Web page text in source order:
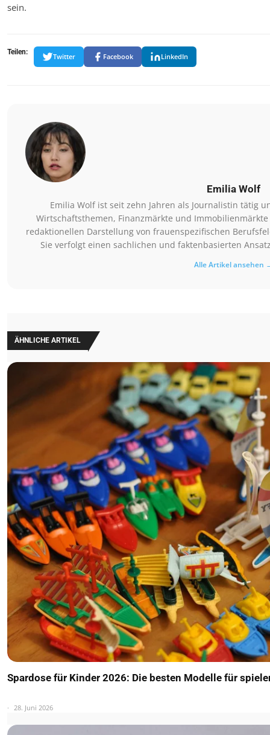
sein.
Teilen:
Twitter Facebook LinkedIn
Emilia Wolf
Emilia Wolf ist seit zehn Jahren als Journalistin tätig
Wirtschaftsthemen, Finanzmärkte und
redaktionellen Darstellung von frauenspezifischen
Sie verfolgt einen sachlichen und faktenbasierten
Alle Artikel ansehen
ÄHNLICHE ARTIKEL
Spardose für Kinder 2026: Die besten Modelle für
28. Juni 2026